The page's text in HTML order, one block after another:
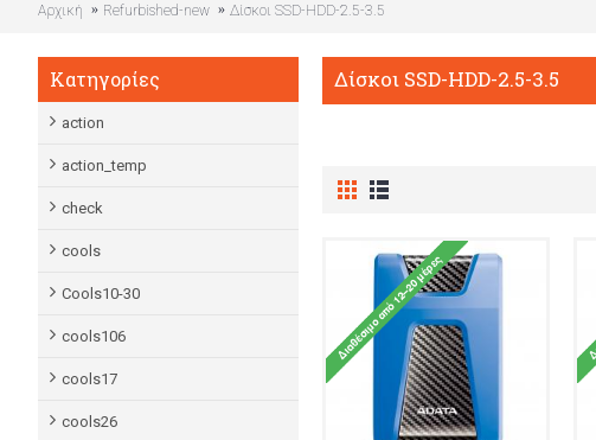
Αρχική Refurbished-new Δίσκοι SSD-HDD-2.5-3.5
Κατηγορίες
action
action_temp
check
cools
Cools10-30
cools106
cools17
cools26
Δίσκοι SSD-HDD-2.5-3.5